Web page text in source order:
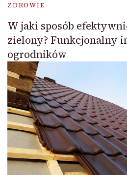
ZDROWIE
W jaki sposób
zielony? Funkcjonalny
ogrodników